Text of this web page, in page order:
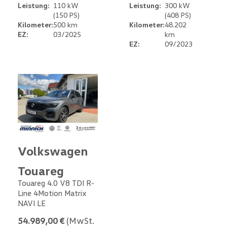
Leistung: 110 kW
(150 PS)
Kilometer:500 km
EZ:
03/2025
Leistung: 300 kW
(408 PS)
Kilometer:48.202
km
EZ:
09/2023
Volkswagen
Touareg
Touareg 4.0 V8 TDI R-
Line 4Motion Matrix
NAVI LE
54.989,00 € (MwSt.